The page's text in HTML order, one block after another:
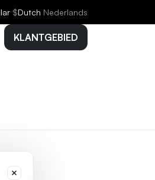
$Dutch Nederlands
KLANTGEBIED